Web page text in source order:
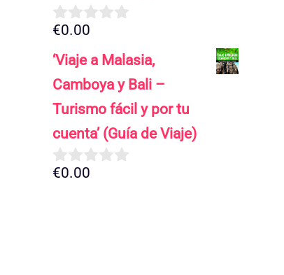
0
e
5
€0.00
‘Viaje a Malasia,
Camboya y Bali –
Turismo fácil y por tu
cuenta’ (Guía de Viaje)
0
€0.00